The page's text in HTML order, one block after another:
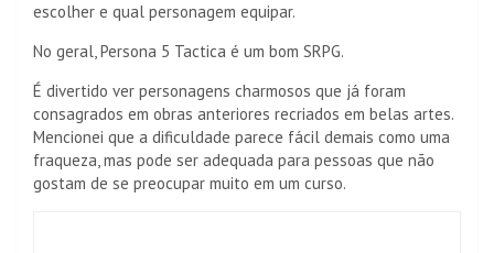
escolher e qual personagem equipar.
No geral, Persona 5 Tactica é um bom SRPG.
É divertido ver personagens charmosos que já foram
consagrados em obras anteriores recriados em belas artes.
Mencionei que a dificuldade parece fácil demais como uma
fraqueza, mas pode ser adequada para pessoas que não
gostam de se preocupar muito em um curso.